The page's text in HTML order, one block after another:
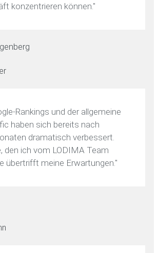
konzentrieren können."
Rankings und der allgemeine
haben sich bereits nach
dramatisch verbessert.
den ich vom LODIMA Team
übertrifft meine Erwartungen."